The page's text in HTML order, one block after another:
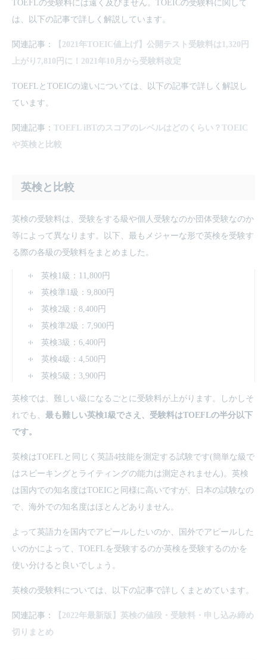
TOEFLの受験料には遠く及びません。TOEICの受験料に関して
は、以下の記事で詳しく解説しています。
関連記事：
【2021年TOEIC値上げ】公開テスト受験料は1,320円
上がり7,810円に！2021年10月から受験料改定
TOEFLとTOEICの違いについては、以下の記事で詳しく解説し
ています。
関連記事： TOEFL iBTのスコアのレベルはどのくらい？TOEIC
や英検と比較
英検と比較
英検の受験料は、受験をする級や個人受験なのか団体受験なのか
等によって異なります。以下、最もメジャーな形で英検を受験す
る際の各級の受験料をまとめました。
英検1級：11,800円
英検準1級：9,800円
英検2級：8,400円
英検準2級：7,900円
英検3級：6,400円
英検4級：4,500円
英検5級：3,900円
英検では、難しい級になるごとに受験料が上がります。しかしそ
れでも、 最も難しい英検1級でさえ、受験料はTOEFLの半分以下
です。
英検はTOEFLと同じく英語4技能を測定する試験です(簡単な級で
はスピーキングとライティングの能力は測定されません)。英検
は国内での知名度はTOEICと同様に高いですが、日本の試験なの
で、海外での知名度はほとんどありません。
よって英語力を国内でアピールしたいのか、国外でアピールした
いのかによって、TOEFLを受験するのか英検を受験するのかを
使い分けると良いでしょう。
英検の受験料については、以下の記事で詳しくまとめています。
関連記事：
【2022年最新版】英検の値段・受験料・申し込み締め
切りまとめ